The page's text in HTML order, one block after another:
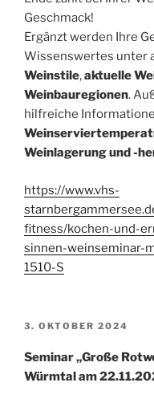
Geschmack!
Ergänzt werden Ihre
Wissenswertes unter
Weinstile,aktuelle
Weinbauregionen.
hilfreiche
Weinlagerung und -
https://www.vhs-
fitness/kochen-und-
sinnen-weinseminar-
1510-S
VERÖFFENTLICHT
3. OKTOBER 2024
Seminar „Große
Würmtal am